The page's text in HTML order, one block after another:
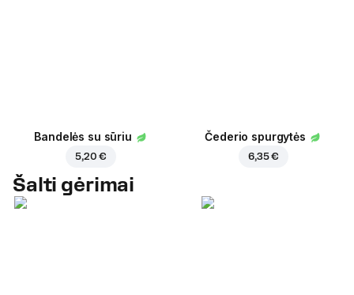
Bandelės su sūriu
5,20 €
Čederio spurgytės
6,35 €
Šalti gėrimai